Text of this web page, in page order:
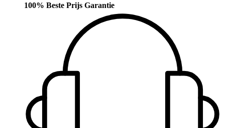
100% Beste Prijs Garantie